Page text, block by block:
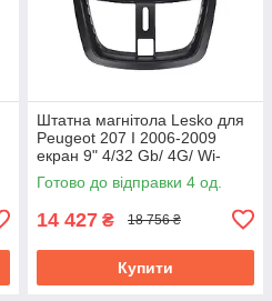
Штатна магнітола Lesko для
Peugeot 207 I 2006-2009
екран 9" 4/32 Gb/ 4G/ Wi-
Fi/CarPlay Top GPS Android
Готово до відправки 4 од.
14 427 ₴ 18 756 ₴
Купити